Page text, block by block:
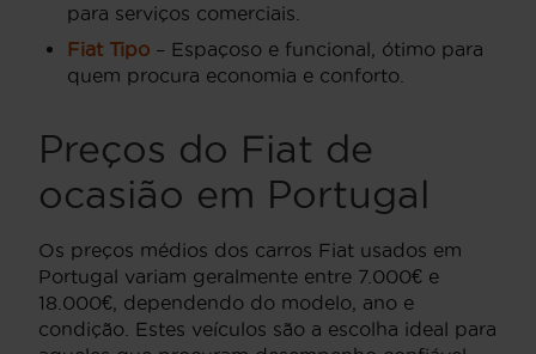
para serviços comerciais.
Fiat Tipo – Espaçoso e funcional, ótimo para
quem procura economia e conforto.
Preços do Fiat de
ocasião em Portugal
Os preços médios dos carros Fiat usados em
Portugal variam geralmente entre 7.000€ e
18.000€, dependendo do modelo, ano e
condição. Estes veículos são a escolha ideal para